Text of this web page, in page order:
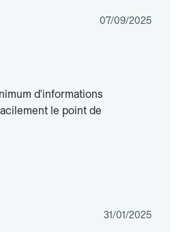
07/09/2025
d'informations
le point de
31/01/2025